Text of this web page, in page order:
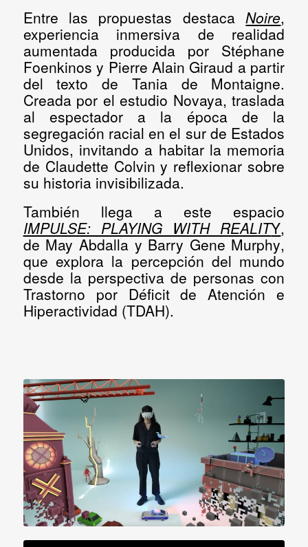
Entre las propuestas destacaNoire,
experiencia inmersiva de realidad
aumentada producida por Stéphane
Foenkinos y Pierre Alain Giraud a partir
del texto de Tania de Montaigne.
Creada por el estudio Novaya, traslada
al espectador a la época de la
segregación racial en el sur de Estados
Unidos, invitando a habitar la memoria
de Claudette Colvin y reflexionar sobre
su historia invisibilizada.
También llega a este espacio
IMPULSE: PLAYING WITH REALITY,
de May Abdalla y Barry Gene Murphy,
que explora la percepción del mundo
desde la perspectiva de personas con
Trastorno por Déficit de Atención e
Hiperactividad (TDAH).